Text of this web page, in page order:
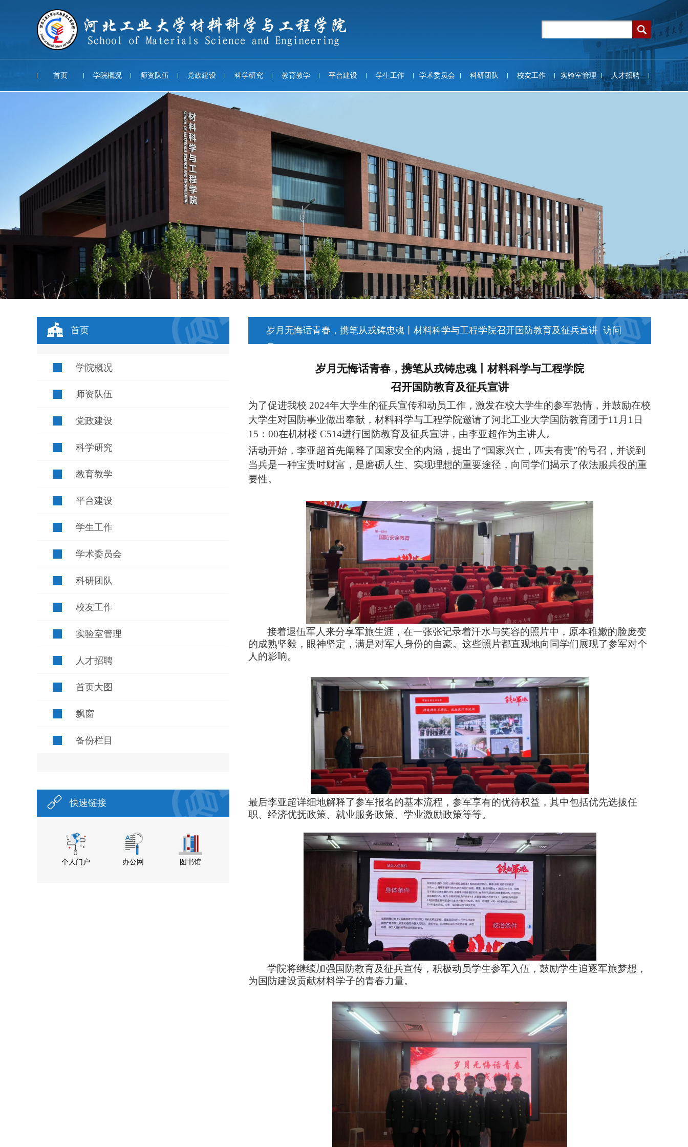
首页 学院概况 师资队伍 党政建设 科学研究 教育教学 平台建设 学生工作 学术委员会 科研团队 校友工作 实验室管理 人才招聘
首页
学院概况
师资队伍
党政建设
科学研究
教育教学
平台建设
学生工作
学术委员会
科研团队
校友工作
实验室管理
人才招聘
首页大图
飘窗
备份栏目
快速链接
个人门户 办公网 图书馆
岁月无悔话青春，携笔从戎铸忠魂丨材料科学与工程学院召开国防教育及征兵宣讲 访问
量：965
岁月无悔话青春，携笔从戎铸忠魂丨材料科学与工程学院
召开国防教育及征兵宣讲
为了促进我校 2024年大学生的征兵宣传和动员工作，激发在校大学生的参军热情，并鼓励在校
大学生对国防事业做出奉献，材料科学与工程学院邀请了河北工业大学国防教育团于11月1日
15：00在机材楼 C514进行国防教育及征兵宣讲，由李亚超作为主讲人。
活动开始，李亚超首先阐释了国家安全的内涵，提出了“国家兴亡，匹夫有责”的号召，并说到
当兵是一种宝贵时财富，是磨砺人生、实现理想的重要途径，向同学们揭示了依法服兵役的重
要性。
接着退伍军人来分享军旅生涯，在一张张记录着汗水与笑容的照片中，原本稚嫩的脸庞变
的成熟坚毅，眼神坚定，满是对军人身份的自豪。这些照片都直观地向同学们展现了参军对个
人的影响。
最后李亚超详细地解释了参军报名的基本流程，参军享有的优待权益，其中包括优先选拔任
职、经济优抚政策、就业服务政策、学业激励政策等等。
学院将继续加强国防教育及征兵宣传，积极动员学生参军入伍，鼓励学生追逐军旅梦想，
为国防建设贡献材料学子的青春力量。